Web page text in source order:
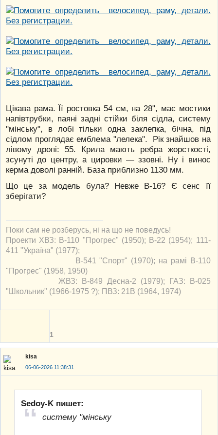
Цікава рама. Її ростовка 54 см, на 28", має мостики
напівтрубки, паяні задні стійки біля сідла, систему
"мінську", в лобі тільки одна заклепка, бічна, під
сідлом проглядає емблема "лелека". Рік знайшов на
лівому дропі: 55. Крила мають ребра жорсткості,
зсунуті до центру, а цировки — ззовні. Ну і винос
керма доволі ранній. База приблизно 1130 мм.
Що це за модель була? Невже В-16? Є сенс її
зберігати?
Поки сам не розберусь, ні на що не поведусь!
Проекти ХВЗ: В-110 "Прогрес" (1950); В-22 (1954); 111-
411 "Україна" (1977);
В-541 "Спорт" (1970); на рамі В-110
"Прогрес" (1958, 1950)
ЖВЗ: В-849 Десна-2 (1979); ГАЗ: В-025
"Школьник" (1966-1975 ?); ПВЗ: 21В (1964, 1974)
1
kisa
06-06-2026 11:38:31
Sedoy-K пишет:
систему "мінську